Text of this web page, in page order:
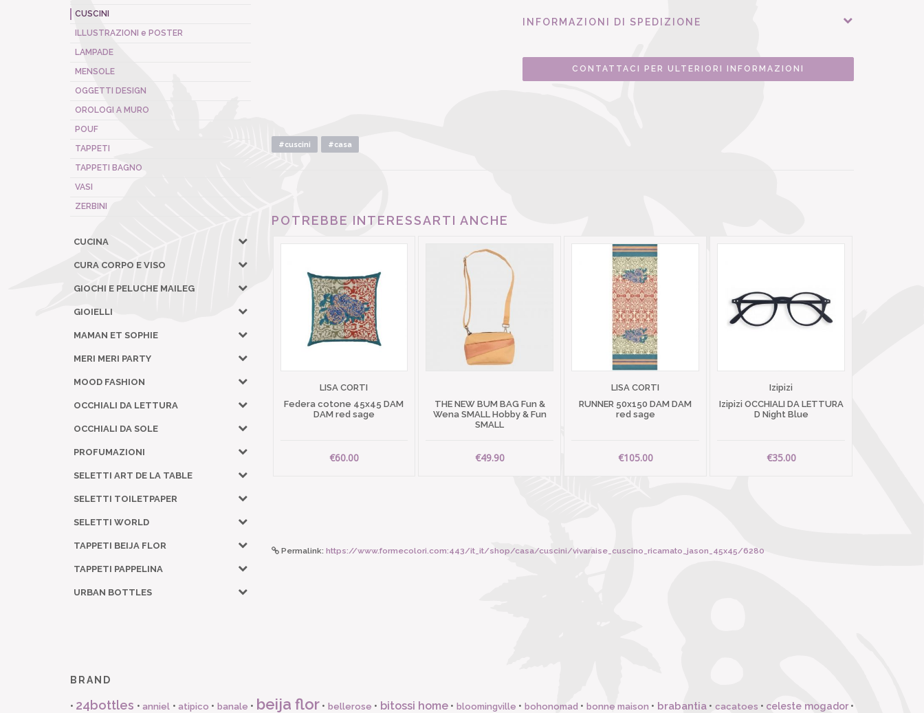
CUSCINI
ILLUSTRAZIONI e POSTER
LAMPADE
MENSOLE
OGGETTI DESIGN
OROLOGI A MURO
POUF
TAPPETI
TAPPETI BAGNO
VASI
ZERBINI
CUCINA
CURA CORPO E VISO
GIOCHI E PELUCHE MAILEG
GIOIELLI
MAMAN ET SOPHIE
MERI MERI PARTY
MOOD FASHION
OCCHIALI DA LETTURA
OCCHIALI DA SOLE
PROFUMAZIONI
SELETTI ART DE LA TABLE
SELETTI TOILETPAPER
SELETTI WORLD
TAPPETI BEIJA FLOR
TAPPETI PAPPELINA
URBAN BOTTLES
INFORMAZIONI DI SPEDIZIONE
CONTATTACI PER ULTERIORI INFORMAZIONI
#cuscini #casa
POTREBBE INTERESSARTI ANCHE
LISA CORTI
Federa cotone 45x45 DAM
DAM red sage
€60.00
THE NEW BUM BAG Fun &
Wena SMALL Hobby & Fun
SMALL
€49.90
LISA CORTI
RUNNER 50x150 DAM DAM
red sage
€105.00
Izipizi
Izipizi OCCHIALI DA LETTURA
D Night Blue
€35.00
Permalink: https://www.formecolori.com:443/it_it/shop/casa/cuscini/vivaraise_cuscino_ricamato_jason_45x45/6280
BRAND
• 24bottles •anniel •atipico • banale • beija flor • bellerose • bitossi home • bloomingville • bohonomad • bonne maison • brabantia• cacatoes • celeste mogador•